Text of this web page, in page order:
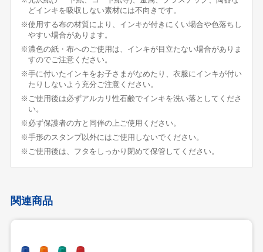
どインキを吸収しない素材には不向きです。
※使用する布の材質により、インキが付きにくい場合や色落ちし
やすい場合があります。
※濃色の紙・布へのご使用は、インキが目立たない場合がありま
すのでご注意ください。
※手に付いたインキをお子さまがなめたり、衣服にインキが付い
たりしないよう充分ご注意ください。
※ご使用後は必ずアルカリ性石鹸でインキを洗い落としてくださ
い。
※必ず保護者の方と同伴の上ご使用ください。
※手形のスタンプ以外にはご使用しないでください。
※ご使用後は、フタをしっかり閉めて保管してください。
関連商品